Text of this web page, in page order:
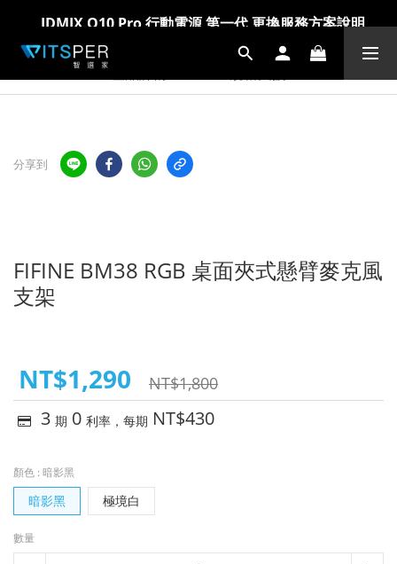
IDMIX Q10 Pro 行動電源 第一代 更換服務方案說明
爸氣科技禮物節!精選科技好物5折起 >> 馬上選購
IDMIX Q10 Pro 行動電源 第一代 更換服務方案說明
爸氣科技禮物節!精選科技好物5折起 >> 馬上選購
分享到
FIFINE BM38 RGB 桌面夾式懸臂麥克風
支架
NT$1,800
NT$1,290
3 期 0 利率，每期 NT$430
顏色 : 暗影黑
暗影黑 極境白
數量